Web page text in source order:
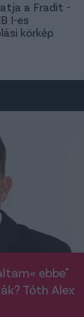
a Fradit -
I-es
körkép
ebbe"
Tóth Alex